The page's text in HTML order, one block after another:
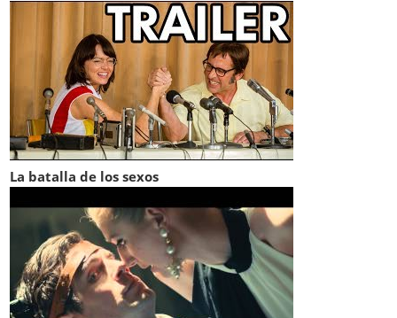
La batalla de los sexos